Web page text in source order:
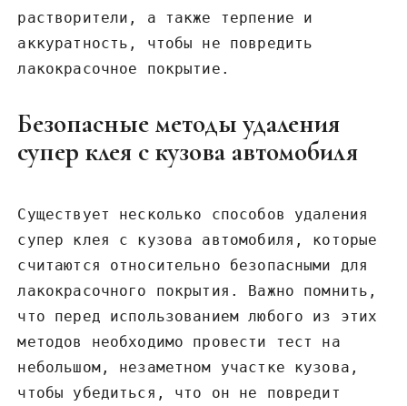
растворители, а также терпение и
аккуратность, чтобы не повредить
лакокрасочное покрытие.
Безопасные методы удаления
супер клея с кузова автомобиля
Существует несколько способов удаления
супер клея с кузова автомобиля, которые
считаются относительно безопасными для
лакокрасочного покрытия. Важно помнить,
что перед использованием любого из этих
методов необходимо провести тест на
небольшом, незаметном участке кузова,
чтобы убедиться, что он не повредит